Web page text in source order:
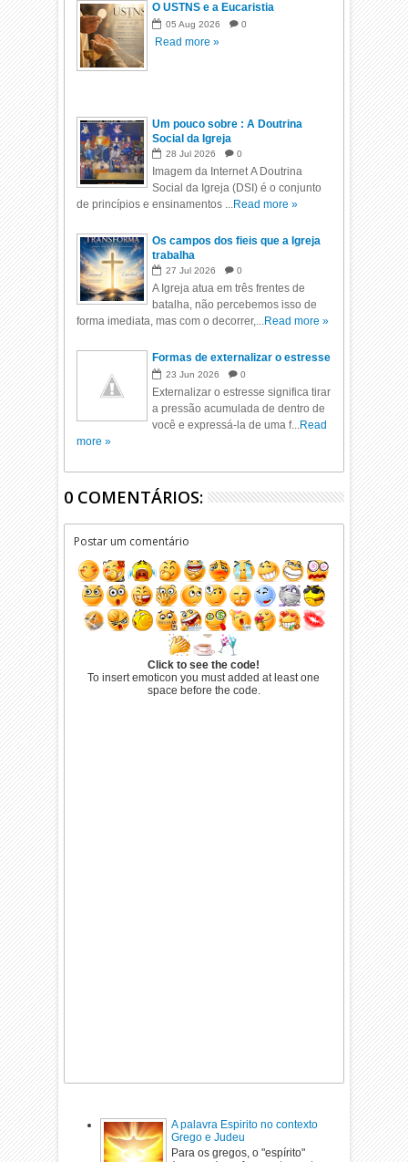
O USTNS e a Eucaristia
05 Aug 2026 0
Read more »
Um pouco sobre : A Doutrina
Social da Igreja
28 Jul 2026 0
Imagem da Internet A Doutrina
Social da Igreja (DSI) é o conjunto
de princípios e ensinamentos ...Read more »
Os campos dos fieis que a Igreja
trabalha
27 Jul 2026 0
A Igreja atua em três frentes de
batalha, não percebemos isso de
forma imediata, mas com o decorrer,...Read more »
Formas de externalizar o estresse
23 Jun 2026 0
Externalizar o estresse significa tirar
a pressão acumulada de dentro de
você e expressá-la de uma f...Read
more »
0 COMENTÁRIOS:
Postar um comentário
Click to see the code!
To insert emoticon you must added at least one
space before the code.
A palavra Espirito no contexto
Grego e Judeu
Para os gregos, o "espírito"